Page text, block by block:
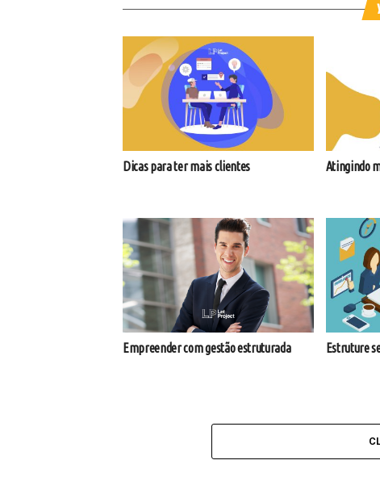
Dicas para ter mais clientes Atingindo
Empreender com gestão estruturada Estruture